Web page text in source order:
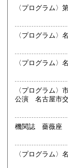
す。
御整理・御売却
お電話、メール
書買い取り、古
特に古いもの全
図、宗教、芸能
す。
又書画骨董品も
愛知県・岐阜県
訪問し、見積も
まずはお気軽に
お品物を送料着
連絡ご送金いた
愛知県江南
上
〈プログラム
〈プログラム〉
〈プログラム〉
〈プログラム〉
公演 名古屋市
機関誌 薔薇座
〈プログラム〉